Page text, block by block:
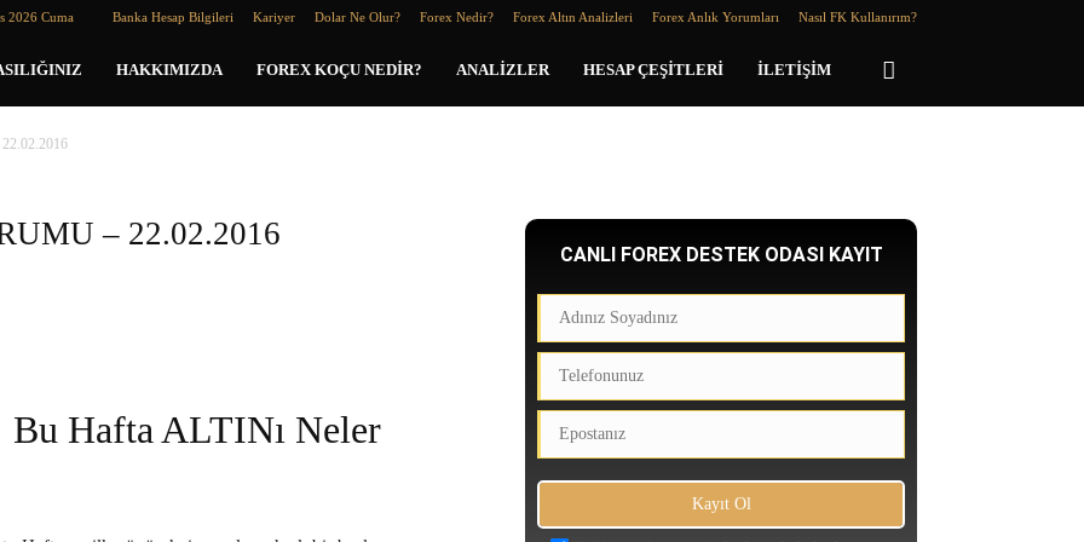
2026 Cuma Banka Hesap Bilgileri Kariyer Dolar Ne Olur? Forex Nedir? Forex Altın Analizleri Forex Anlık Yorumları Nasıl FK Kullanırım?
HAKKIMIZDA FOREX KOÇU NEDIR? ANALIZLER HESAP ÇEŞITLERI İLETIŞIM
– 22.02.2016
Bu Hafta ALTINı Neler
CANLI FOREX DESTEK ODASI KAYIT